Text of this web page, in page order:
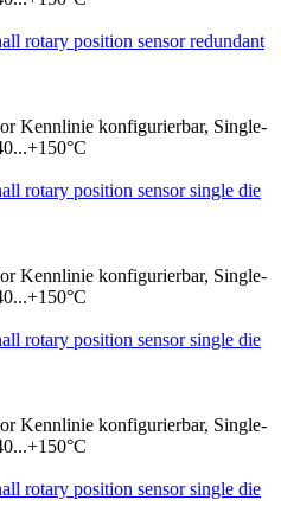
Kennlinie konfigurierbar, Single-
Kennlinie konfigurierbar, Single-
Kennlinie konfigurierbar, Single-